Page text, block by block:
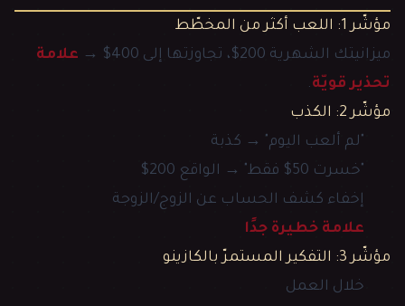
مؤشّر 1: اللعب أكثر من المخطّط
ميزانيتك الشهرية 200$، تجاوزتها إلى 400$ →
علامة
تحذير قويّة.
مؤشّر 2: الكذب
"لم ألعب اليوم" → كذبة
"خسرت 50$ فقط" → الواقع 200$
إخفاء كشف الحساب عن الزوج/الزوجة
علامة خطيرة جدًا
مؤشّر 3: التفكير المستمرّ بالكازينو
خلال العمل